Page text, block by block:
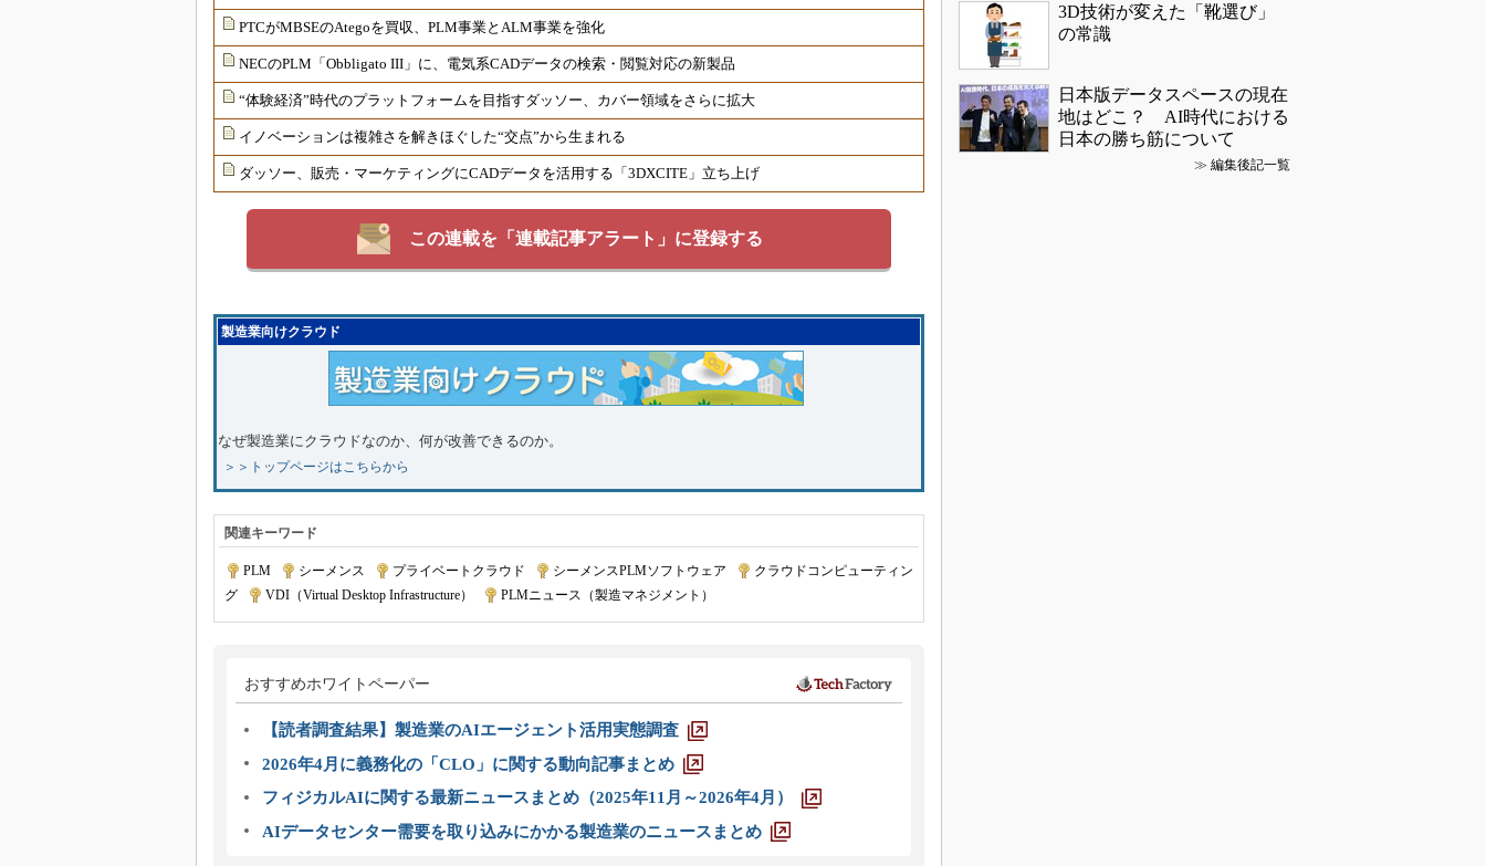
PTCがMBSEのAtegoを買収、PLM事業とALM事業を強化
NECのPLM「Obbligato III」に、電気系CADデータの検索・閲覧対応の新製品
“体験経済”時代のプラットフォームを目指すダッソー、カバー領域をさらに拡大
イノベーションは複雑さを解きほぐした“交点”から生まれる
ダッソー、販売・マーケティングにCADデータを活用する「3DXCITE」立ち上げ
この連載を「連載記事アラート」に登録する
製造業向けクラウド
なぜ製造業にクラウドなのか、何が改善できるのか。
＞＞トップページはこちらから
関連キーワード
PLM シーメンス プライベートクラウド シーメンスPLMソフトウェア
クラウドコンピューティン
グ
VDI（Virtual Desktop Infrastructure） PLMニュース（製造マネジメント）
おすすめホワイトペーパー
【読者調査結果】製造業のAIエージェント活用実態調査
2026年4月に義務化の「CLO」に関する動向記事まとめ
フィジカルAIに関する最新ニュースまとめ（2025年11月～2026年4月）
AIデータセンター需要を取り込みにかかる製造業のニュースまとめ
3D技術が変えた「靴選び」
の常識
日本版データスペースの現在
地はどこ？ AI時代における
日本の勝ち筋について
≫ 編集後記一覧